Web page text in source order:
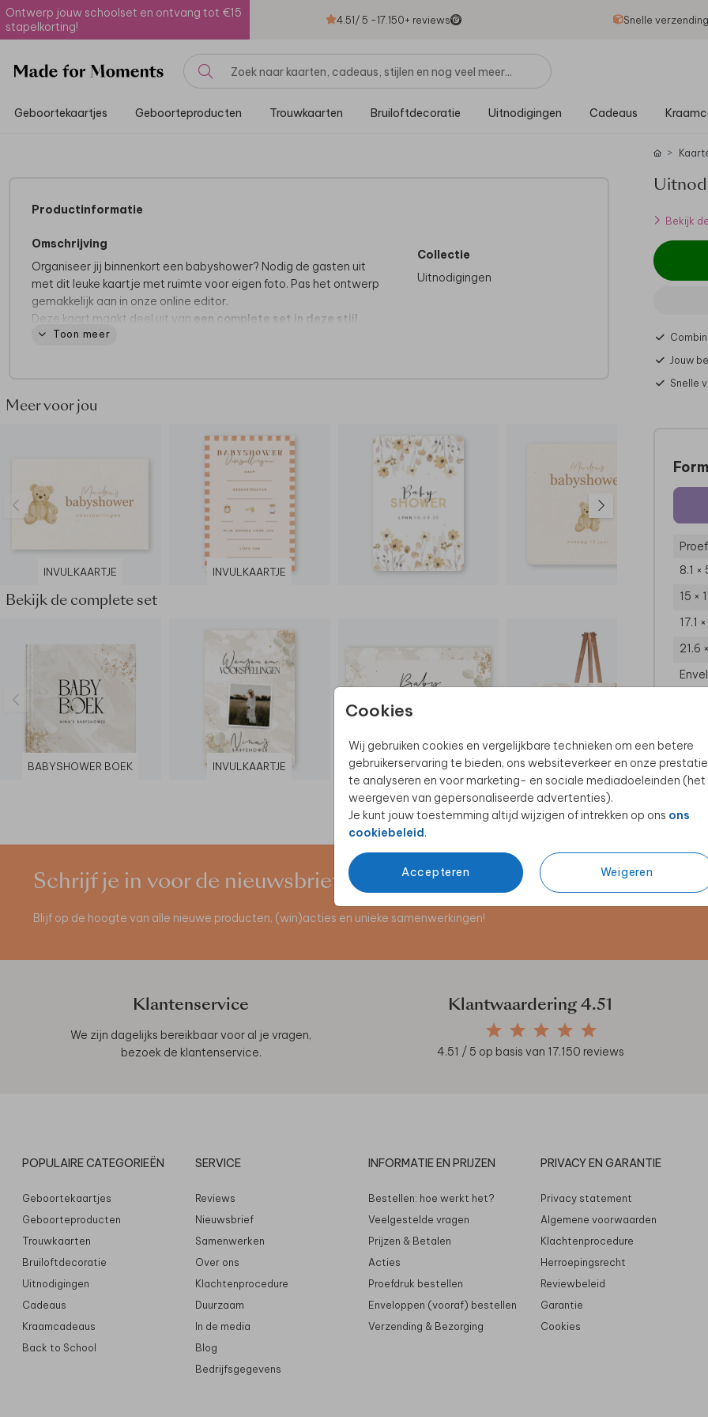
Ontwerp jouw schoolset en ontvang tot €15
stapelkorting!
4.51/ 5 -17.150+ reviews Snelle
Geboortekaartjes Geboorteproducten Trouwkaarten Bruiloftdecoratie Uitnodigingen Cadeaus
Cookies
Wij gebruiken cookies en vergelijkbare technieken om een betere
gebruikerservaring te bieden, ons websiteverkeer en onze
te analyseren en voor marketing- en sociale mediadoeleinden (het
weergeven van gepersonaliseerde advertenties).
Je kunt jouw toestemming altijd wijzigen of intrekken op ons ons
cookiebeleid.
Accepteren Weigeren
Productinformatie
Omschrijving
Organiseer jij binnenkort een babyshower? Nodig de gasten uit
met dit leuke kaartje met ruimte voor eigen foto. Pas het ontwerp
gemakkelijk aan in onze online editor.
Deze kaart maakt deel uit van een complete set in deze stijl.
Toon meer
Collectie
Uitnodigingen
Meer voor jou
INVULKAARTJE INVULKAARTJE
Bekijk de complete set
BABYSHOWER BOEK INVULKAARTJE PLACEMAT WELKOMSTBORD
Bekijk
Jouw
Snelle
8.1 ×
15 ×
17.1
21.6
Schrijf je in voor de nieuwsbrief
Blijf op de hoogte van alle nieuwe producten, (win)acties en unieke samenwerkingen!
Klantenservice
We zijn dagelijks bereikbaar voor al je vragen,
bezoek de klantenservice.
Klantwaardering4.51
4.51 / 5 op basis van 17.150 reviews
POPULAIRE CATEGORIEËN
Geboortekaartjes
Geboorteproducten
Trouwkaarten
Bruiloftdecoratie
Uitnodigingen
Cadeaus
Kraamcadeaus
Back to School
SERVICE
Reviews
Nieuwsbrief
Samenwerken
Over ons
Klachtenprocedure
Duurzaam
In de media
Blog
Bedrijfsgegevens
INFORMATIE EN PRIJZEN
Bestellen: hoe werkt het?
Veelgestelde vragen
Prijzen & Betalen
Acties
Proefdruk bestellen
Enveloppen (vooraf) bestellen
Verzending & Bezorging
PRIVACY EN GARANTIE
Privacy statement
Algemene voorwaarden
Klachtenprocedure
Herroepingsrecht
Reviewbeleid
Garantie
Cookies